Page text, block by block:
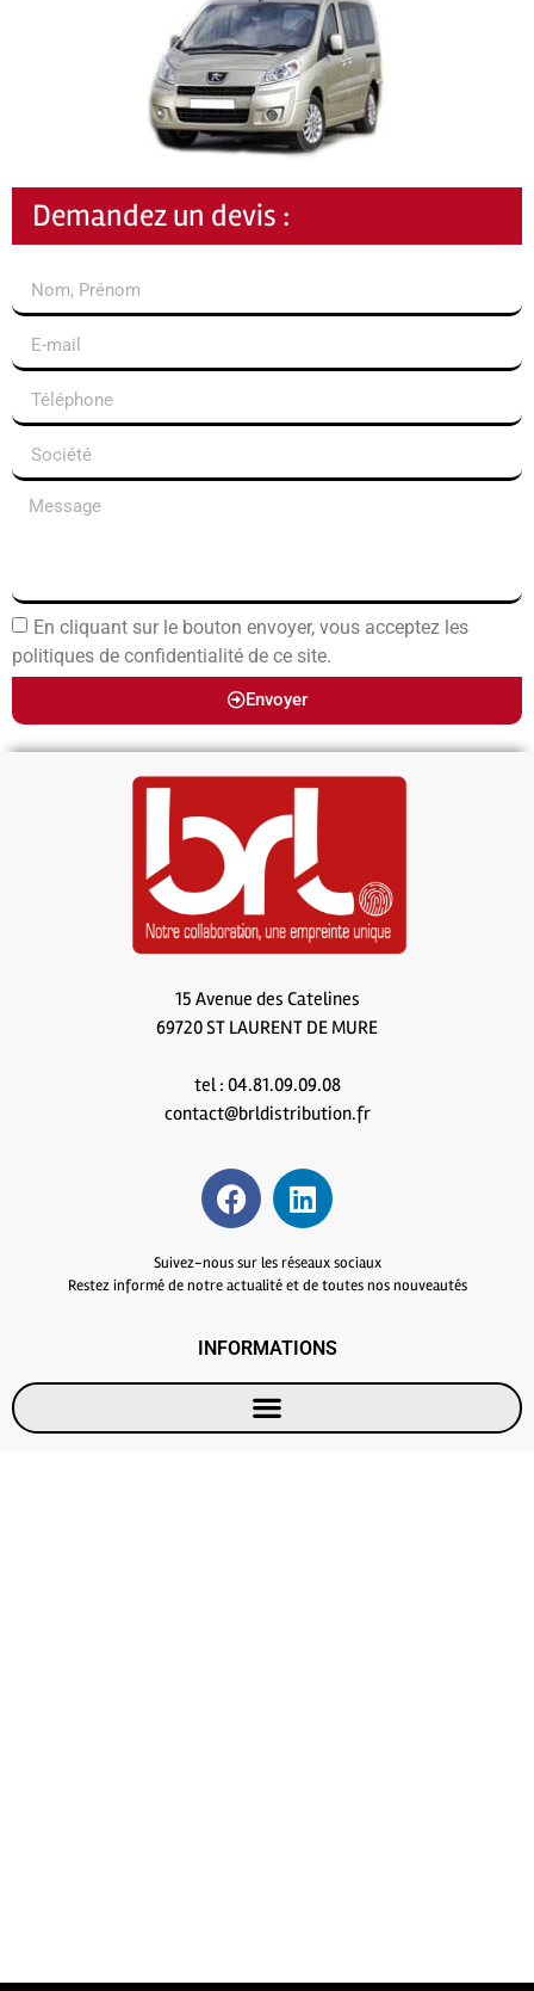
Demandez un devis :
En cliquant sur le bouton envoyer, vous acceptez les
politiques de confidentialité de ce site.
Envoyer
15 Avenue des Catelines
69720 ST LAURENT DE MURE
tel : 04.81.09.09.08
contact@brldistribution.fr
Suivez-nous sur les réseaux sociaux
Restez informé de notre actualité et de toutes nos nouveautés
INFORMATIONS